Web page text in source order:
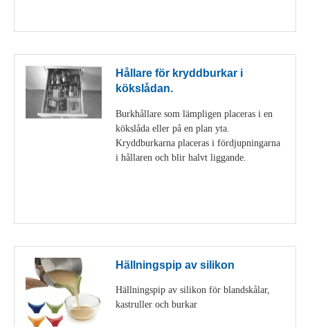
Hållare för kryddburkar i
kökslådan.
Burkhållare som lämpligen placeras i en
kökslåda eller på en plan yta.
Kryddburkarna placeras i fördjupningarna
i hållaren och blir halvt liggande.
Hällningspip av silikon
Hällningspip av silikon för blandskålar,
kastruller och burkar